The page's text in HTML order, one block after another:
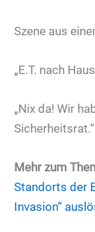
Szene aus
„E.T. nach
„Nix da! Wir
Sicherheitsrat.“
Mehr zum
Standorts der
Invasion“